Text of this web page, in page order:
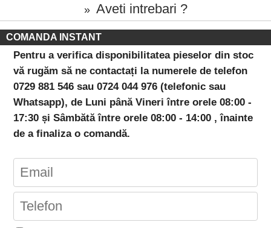
» Aveti intrebari ?
COMANDA INSTANT
Pentru a verifica disponibilitatea pieselor din stoc
vă rugăm să ne contactați la numerele de telefon
0729 881 546 sau 0724 044 976 (telefonic sau
Whatsapp), de Luni până Vineri între orele 08:00 -
17:30 și Sâmbătă între orele 08:00 - 14:00 , înainte
de a finaliza o comandă.